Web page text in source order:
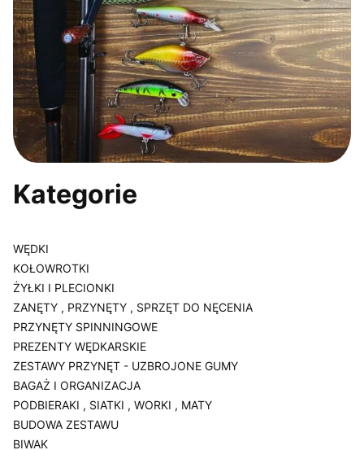
Kategorie
WĘDKI
KOŁOWROTKI
ŻYŁKI I PLECIONKI
ZANĘTY , PRZYNĘTY , SPRZĘT DO NĘCENIA
PRZYNĘTY SPINNINGOWE
PREZENTY WĘDKARSKIE
ZESTAWY PRZYNĘT - UZBROJONE GUMY
BAGAŻ I ORGANIZACJA
PODBIERAKI , SIATKI , WORKI , MATY
BUDOWA ZESTAWU
BIWAK